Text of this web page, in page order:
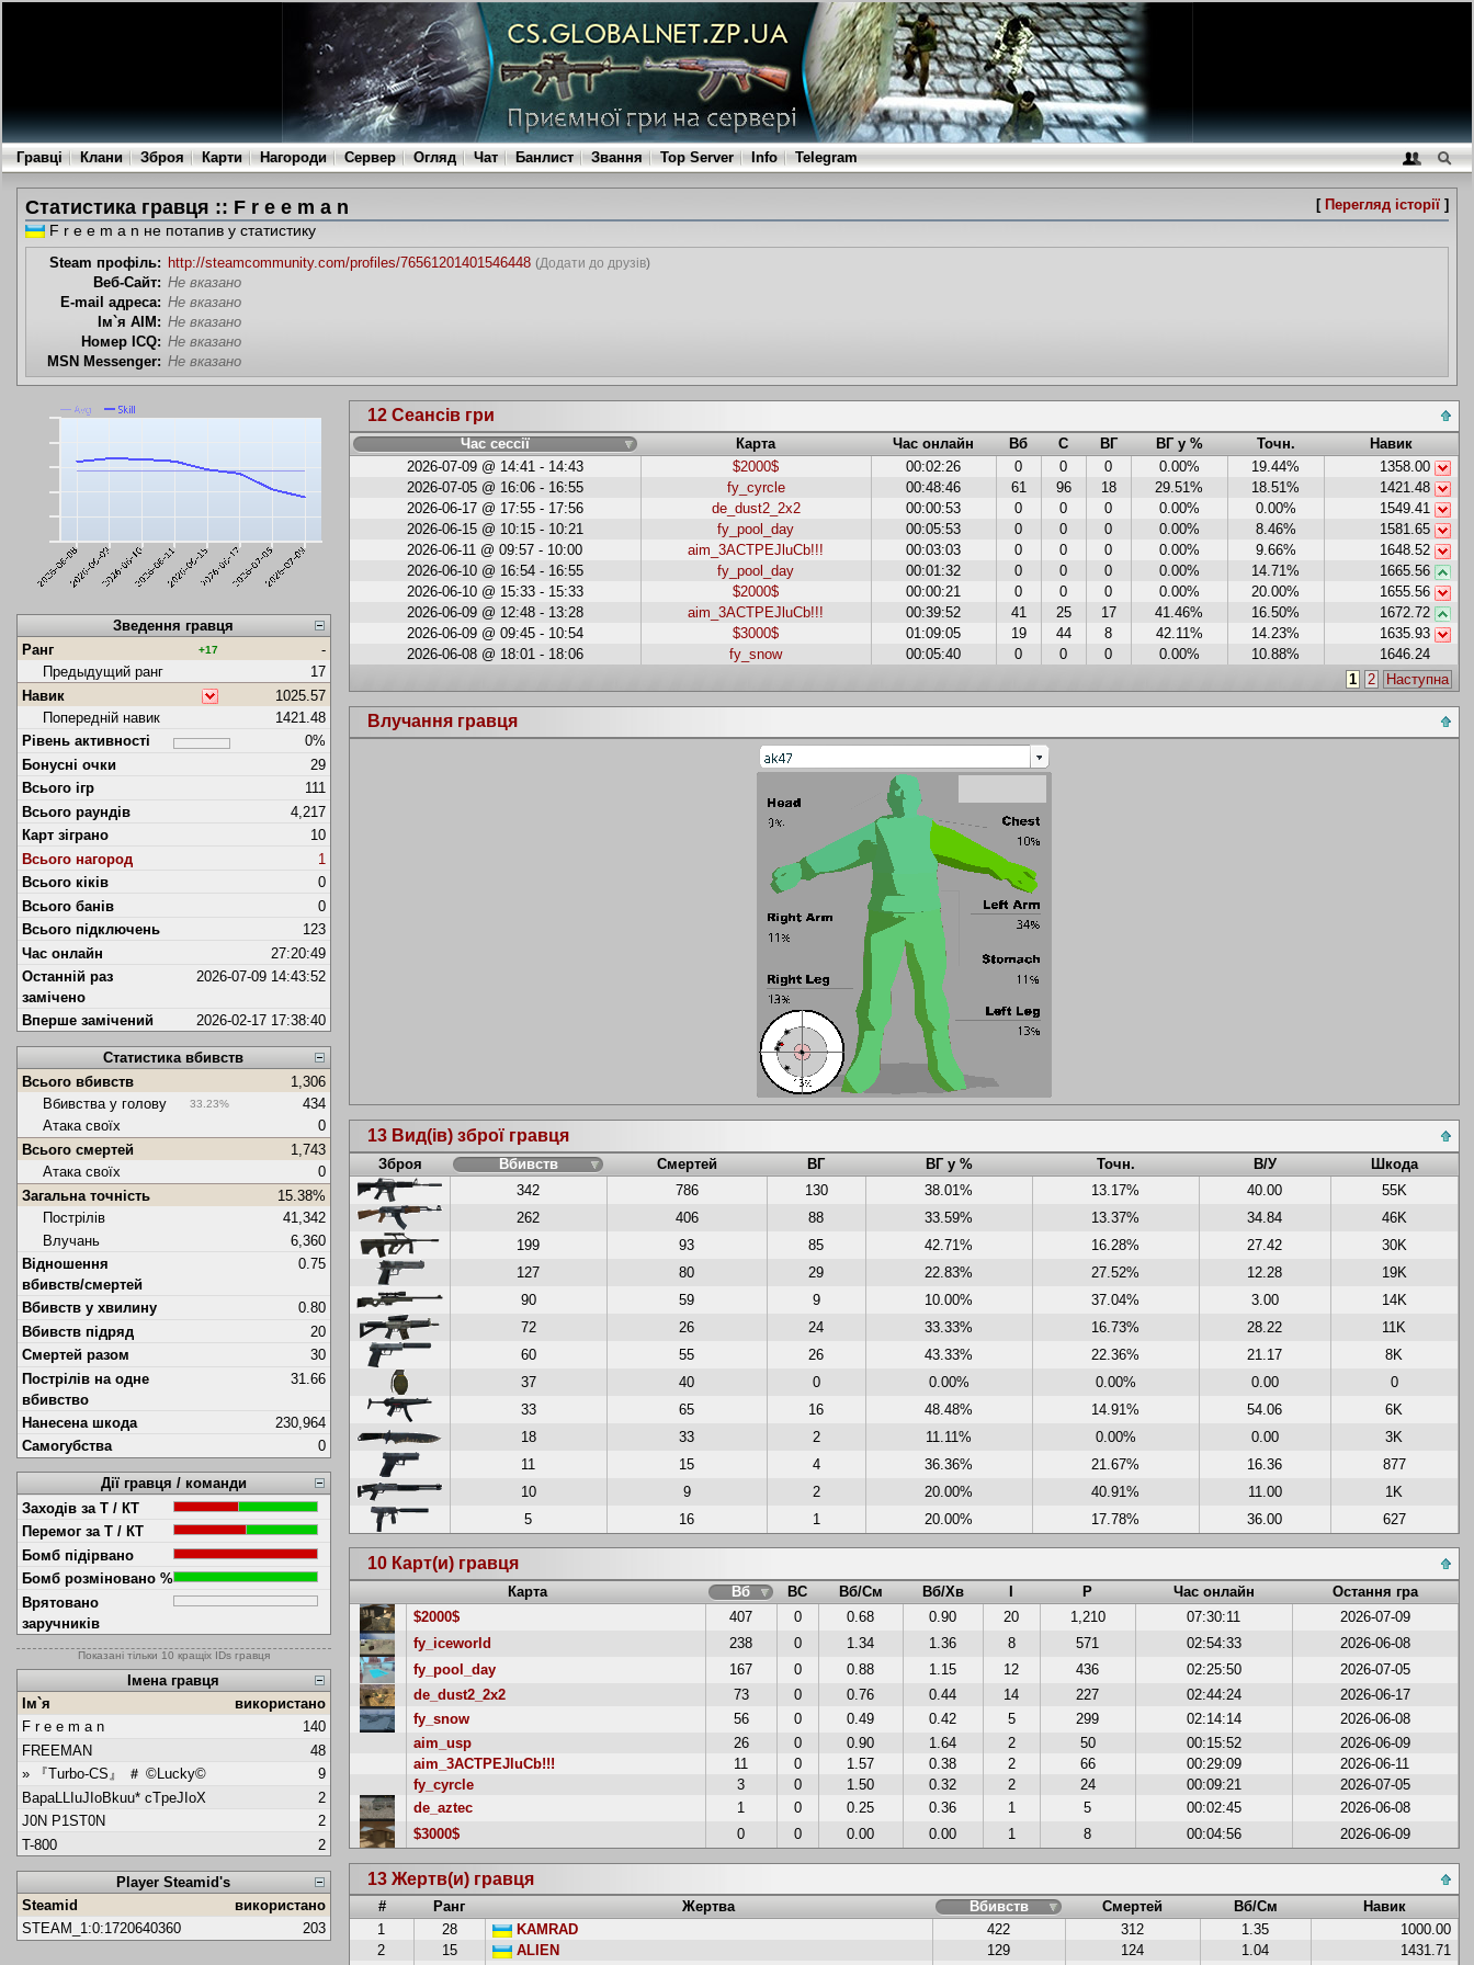
Гравці Клани Зброя Карти Нагороди Сервер Огляд Чат Банлист Звання Top Server Info Telegram
[ Перегляд історії ]
Статистика гравця :: F r e e m a n
F r e e m a n не потапив у статистику
Steam профіль: http://steamcommunity.com/profiles/76561201401546448 (Додати до друзів)
Веб-Сайт: Не вказано
E-mail адреса: Не вказано
Ім`я AIM: Не вказано
Номер ICQ: Не вказано
MSN Messenger: Не вказано
Зведення гравця
Ранг
+17
-
Предыдущий ранг
17
Навик
1025.57
Попередній навик
1421.48
Рівень активності
0%
Бонусні очки
29
Всього ігр
111
Всього раундів
4,217
Карт зіграно
10
Всього нагород
1
Всього кіків
0
Всього банів
0
Всього підключень
123
Час онлайн
27:20:49
Останній раз
замічено
2026-07-09 14:43:52
Вперше замічений 2026-02-17 17:38:40
Статистика вбивств
Всього вбивств
1,306
Вбивства у голову
33.23%
434
Атака своїх
0
Всього смертей
1,743
Атака своїх
0
Загальна точність
15.38%
Пострілів
41,342
Влучань
6,360
Відношення
вбивств/смертей
0.75
Вбивств у хвилину
0.80
Вбивств підряд
20
Смертей разом
30
Пострілів на одне
вбивство
31.66
Нанесена шкода
230,964
Самогубства
0
Дії гравця / команди
Заходів за Т / КТ
Перемог за Т / КТ
Бомб підірвано
Бомб розміновано %
Врятовано
заручників
Показані тільки 10 кращіх IDs гравця
Імена гравця
Ім`я
використано
F r e e m a n
140
FREEMAN
48
» 『Turbo-CS』 ＃ ©Lucky©
9
BapaLLIuJIoBkuu* cTpeJIoX
2
J0N P1ST0N
2
T-800
2
Player Steamid's
Steamid
використано
STEAM_1:0:1720640360
203
12 Сеансів гри
Час сессії Карта Час онлайн Вб С ВГ ВГ у % Точн.
Навик
2026-07-09 @ 14:41 - 14:43
$2000$ 00:02:26 0 0 0 0.00% 19.44%
1358.00
2026-07-05 @ 16:06 - 16:55
fy_cyrcle 00:48:46 61 96 18 29.51% 18.51%
1421.48
2026-06-17 @ 17:55 - 17:56
de_dust2_2x2 00:00:53 0 0 0 0.00% 0.00%
1549.41
2026-06-15 @ 10:15 - 10:21
fy_pool_day 00:05:53 0 0 0 0.00% 8.46%
1581.65
2026-06-11 @ 09:57 - 10:00
aim_3ACTPEJluCb!!! 00:03:03 0 0 0 0.00% 9.66%
1648.52
2026-06-10 @ 16:54 - 16:55
fy_pool_day 00:01:32 0 0 0 0.00% 14.71%
1665.56
2026-06-10 @ 15:33 - 15:33
$2000$ 00:00:21 0 0 0 0.00% 20.00%
1655.56
2026-06-09 @ 12:48 - 13:28
aim_3ACTPEJluCb!!! 00:39:52 41 25 17 41.46% 16.50%
1672.72
2026-06-09 @ 09:45 - 10:54
$3000$ 01:09:05 19 44 8 42.11% 14.23%
1635.93
2026-06-08 @ 18:01 - 18:06
fy_snow 00:05:40 0 0 0 0.00% 10.88%
1646.24
1
2 Наступна
Влучання гравця
13 Вид(ів) зброї гравця
Зброя Вбивств Смертей ВГ ВГ у % Точн. В/У
Шкода
342
786 130 38.01% 13.17% 40.00
55K
262
406 88 33.59% 13.37% 34.84
46K
199
93 85 42.71% 16.28% 27.42
30K
127
80 29 22.83% 27.52% 12.28
19K
90
59 9 10.00% 37.04% 3.00
14K
72
26 24 33.33% 16.73% 28.22
11K
60
55 26 43.33% 22.36% 21.17
8K
37
40 0 0.00% 0.00% 0.00
0
33
65 16 48.48% 14.91% 54.06
6K
18
33 2 11.11% 0.00% 0.00
3K
11
15 4 36.36% 21.67% 16.36
877
10
9 2 20.00% 40.91% 11.00
1K
5
16 1 20.00% 17.78% 36.00 627
10 Карт(и) гравця
Карта Вб ВС Вб/См Вб/Хв Р Час онлайн
Остання гра
$2000$
407 0 0.68 0.90 20 1,210 07:30:11
2026-07-09
fy_iceworld
238 0 1.34 1.36 8 571 02:54:33
2026-06-08
fy_pool_day
167 0 0.88 1.15 12 436 02:25:50
2026-07-05
de_dust2_2x2
73 0 0.76 0.44 14 227 02:44:24
2026-06-17
fy_snow
56 0 0.49 0.42 5 299 02:14:14
2026-06-08
aim_usp
26 0 0.90 1.64 2 50 00:15:52
2026-06-09
aim_3ACTPEJluCb!!!
11 0 1.57 0.38 2 66 00:29:09
2026-06-11
fy_cyrcle
3 0 1.50 0.32 2 24 00:09:21
2026-07-05
de_aztec
1 0 0.25 0.36 1 5 00:02:45
2026-06-08
$3000$
0 0 0.00 0.00 1 8 00:04:56 2026-06-09
13 Жертв(и) гравця
# Ранг Жертва Вбивств Смертей Вб/См
Навик
1
28 KAMRAD 422 312 1.35
1000.00
2
15 ALIEN 129 124 1.04
1431.71